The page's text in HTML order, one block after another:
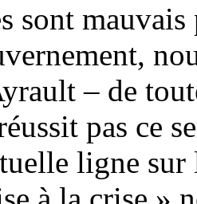
sont
– de
pas ce
ligne